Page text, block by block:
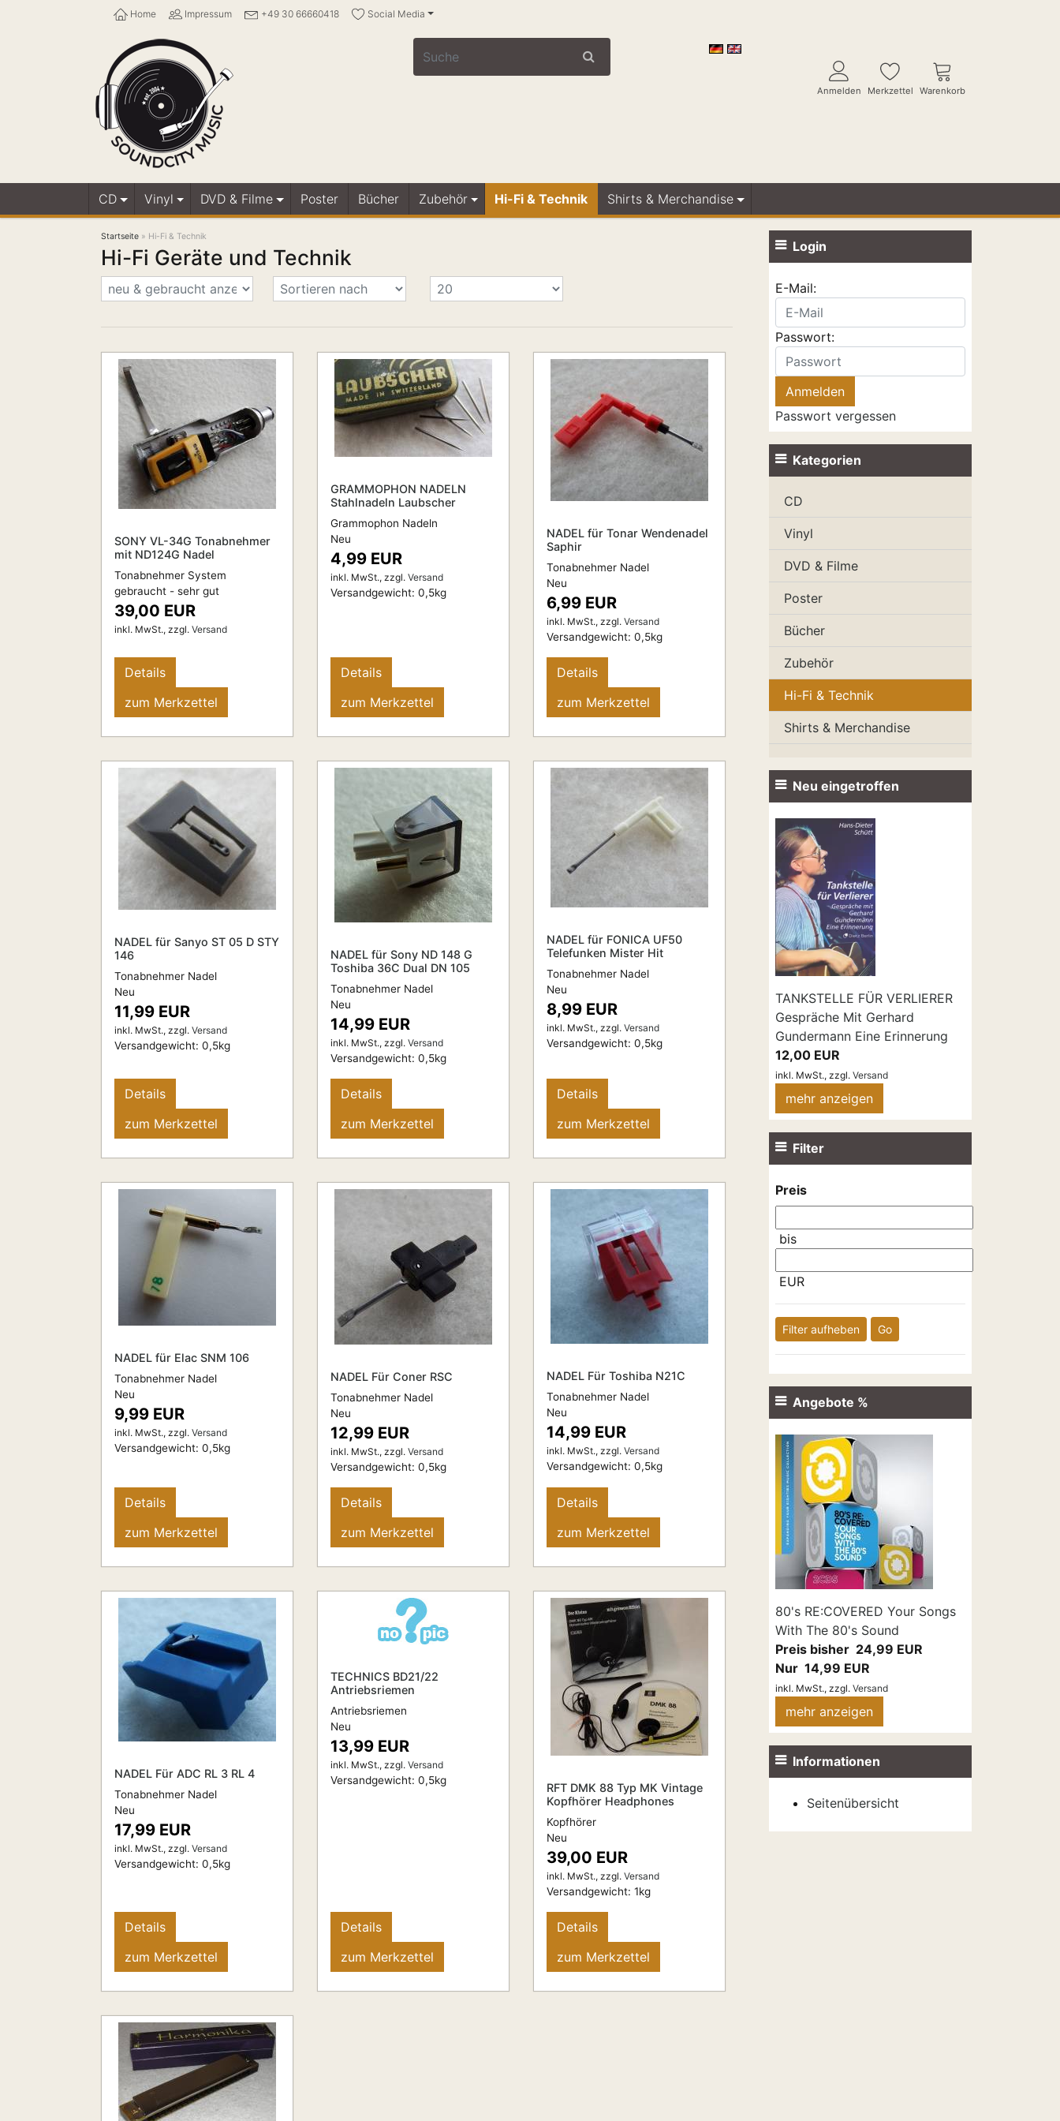
Home Impressum +49 30 66660418 Social Media
Anmelden Merkzettel Warenkorb
CD Vinyl DVD & Filme Poster Bücher Zubehör Hi-Fi & Technik Shirts & Merchandise
Startseite » Hi-Fi & Technik
Hi-Fi Geräte und Technik
SONY VL-34G Tonabnehmer
mit ND124G Nadel
Tonabnehmer System
gebraucht - sehr gut
39,00 EUR
inkl. MwSt., zzgl. Versand
Details
zum Merkzettel
GRAMMOPHON NADELN
Stahlnadeln Laubscher
Grammophon Nadeln
Neu
4,99 EUR
inkl. MwSt., zzgl.Versand
Versandgewicht:0,5kg
Details
zum Merkzettel
NADEL für Tonar Wendenadel
Saphir
Tonabnehmer Nadel
Neu
6,99 EUR
inkl. MwSt., zzgl.Versand
Versandgewicht:0,5kg
Details
zum Merkzettel
NADEL für Sanyo ST 05 D STY
146
Tonabnehmer Nadel
Neu
11,99 EUR
inkl. MwSt., zzgl. Versand
Versandgewicht: 0,5kg
Details
zum Merkzettel
NADEL für Sony ND 148 G
Toshiba 36C Dual DN 105
Tonabnehmer Nadel
Neu
14,99 EUR
inkl. MwSt., zzgl.Versand
Versandgewicht:0,5kg
Details
zum Merkzettel
NADEL für FONICA UF50
Telefunken Mister Hit
Tonabnehmer Nadel
Neu
8,99 EUR
inkl. MwSt., zzgl.Versand
Versandgewicht:0,5kg
Details
zum Merkzettel
NADEL für Elac SNM 106
Tonabnehmer Nadel
Neu
9,99 EUR
inkl. MwSt., zzgl. Versand
Versandgewicht: 0,5kg
Details
zum Merkzettel
NADEL Für Coner RSC
Tonabnehmer Nadel
Neu
12,99 EUR
inkl. MwSt., zzgl.Versand
Versandgewicht:0,5kg
Details
zum Merkzettel
NADEL Für Toshiba N21C
Tonabnehmer Nadel
Neu
14,99 EUR
inkl. MwSt., zzgl.Versand
Versandgewicht:0,5kg
Details
zum Merkzettel
NADEL Für ADC RL 3 RL 4
Tonabnehmer Nadel
Neu
17,99 EUR
inkl. MwSt., zzgl. Versand
Versandgewicht: 0,5kg
Details
zum Merkzettel
TECHNICS BD21/22
Antriebsriemen
Antriebsriemen
Neu
13,99 EUR
inkl. MwSt., zzgl.Versand
Versandgewicht:0,5kg
Details
zum Merkzettel
RFT DMK 88 Typ MK Vintage
Kopfhörer Headphones
Kopfhörer
Neu
39,00 EUR
inkl. MwSt., zzgl.Versand
Versandgewicht:1kg
Details
zum Merkzettel
Login
E-Mail:
Passwort:
Passwort vergessen
Kategorien
CD
Vinyl
DVD & Filme
Poster
Bücher
Zubehör
Hi-Fi & Technik
Shirts & Merchandise
Neu eingetroffen
TANKSTELLE FÜR VERLIERER
Gespräche Mit Gerhard
Gundermann Eine Erinnerung
12,00 EUR
inkl. MwSt.,zzgl. Versand
mehr anzeigen
Filter
Preis
bis
EUR
Filter aufheben Go
Angebote %
80's RE:COVERED Your Songs
With The 80's Sound
Preis bisher 24,99 EUR
Nur 14,99 EUR
inkl. MwSt.,zzgl. Versand
mehr anzeigen
Informationen
Seitenübersicht